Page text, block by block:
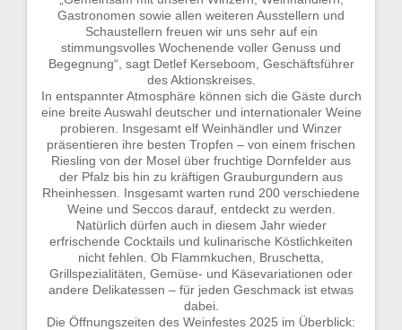
Gastronomen sowie allen weiteren Ausstellern und
Schaustellern freuen wir uns sehr auf ein
stimmungsvolles Wochenende voller Genuss und
Begegnung“, sagt Detlef Kerseboom, Geschäftsführer
des Aktionskreises.
In entspannter Atmosphäre können sich die Gäste durch
eine breite Auswahl deutscher und internationaler Weine
probieren. Insgesamt elf Weinhändler und Winzer
präsentieren ihre besten Tropfen – von einem frischen
Riesling von der Mosel über fruchtige Dornfelder aus
der Pfalz bis hin zu kräftigen Grauburgundern aus
Rheinhessen. Insgesamt warten rund 200 verschiedene
Weine und Seccos darauf, entdeckt zu werden.
Natürlich dürfen auch in diesem Jahr wieder
erfrischende Cocktails und kulinarische Köstlichkeiten
nicht fehlen. Ob Flammkuchen, Bruschetta,
Grillspezialitäten, Gemüse- und Käsevariationen oder
andere Delikatessen – für jeden Geschmack ist etwas
dabei.
Die Öffnungszeiten des Weinfestes 2025 im Überblick: